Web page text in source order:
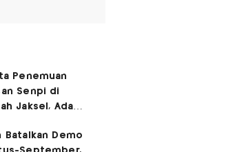
Penemuan
Senpi di
Jaksel, Ada
Bunker
Batalkan Demo